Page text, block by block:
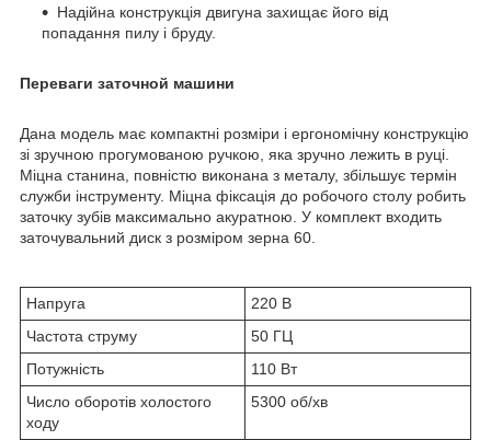
Надійна конструкція двигуна захищає його від
попадання пилу і бруду.
Переваги заточной машини
Дана модель має компактні розміри і ергономічну конструкцію
зі зручною прогумованою ручкою, яка зручно лежить в руці.
Міцна станина, повністю виконана з металу, збільшує термін
служби інструменту. Міцна фіксація до робочого столу робить
заточку зубів максимально акуратною. У комплект входить
заточувальний диск з розміром зерна 60.
Напруга
220 В
Частота струму
50 ГЦ
Потужність
110 Вт
Число оборотів холостого
ходу
5300 об/хв